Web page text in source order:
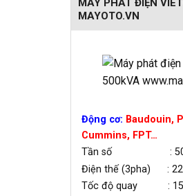
MÁY PHÁT ĐIỆN
MAYOTO.VN
Động cơ: Baudouin,
Cummins, FPT…
Tần số : 50
Điện thế (3pha) :
Tốc độ quay :